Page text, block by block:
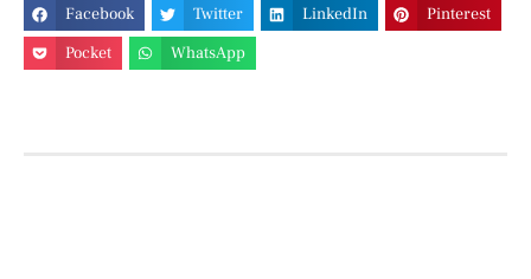
Facebook Twitter LinkedIn
Pinterest
Pocket
WhatsApp